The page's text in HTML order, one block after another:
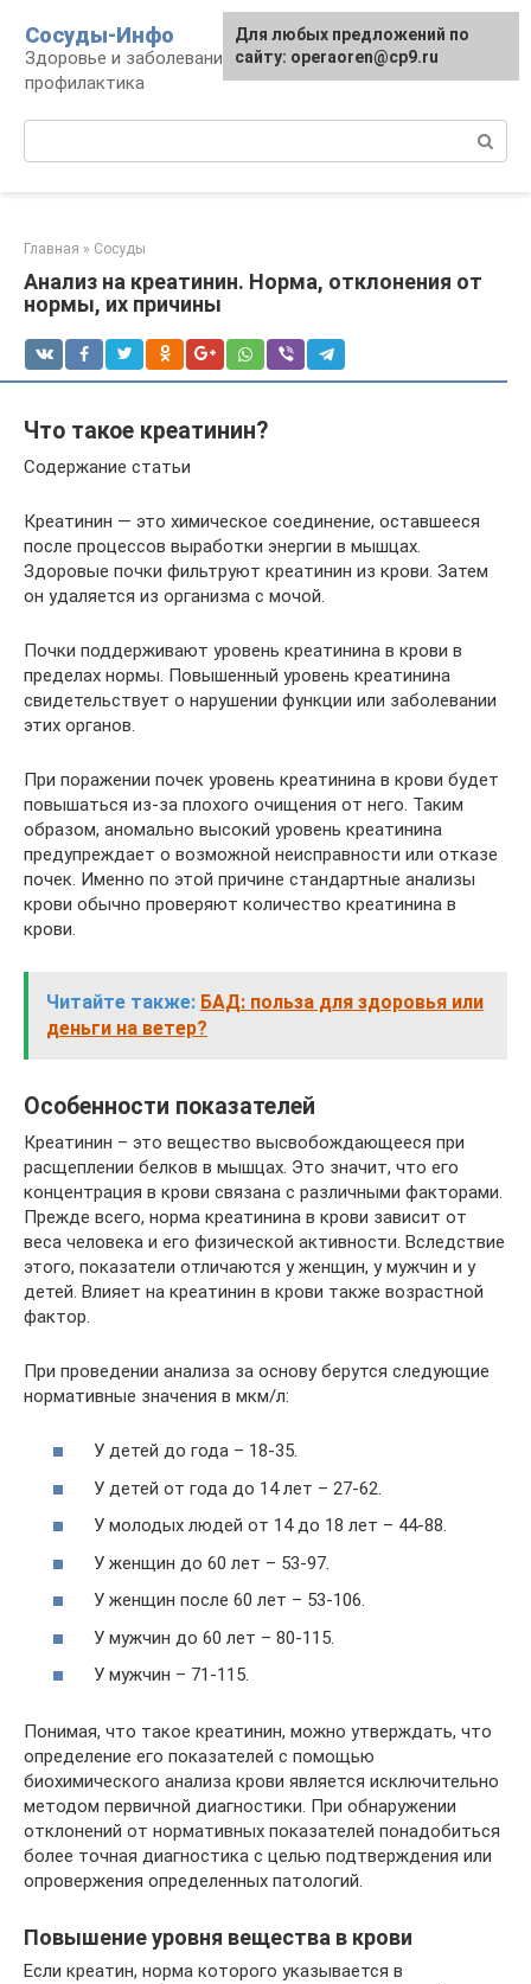
контенту
Сосуды-Инфо
Здоровье и заболевания сосудов и сердца,
профилактика
Главная » Сосуды
Анализ на креатинин. Норма, отклонения от
нормы, их причины
Что такое креатинин?
Содержание статьи
Креатинин — это химическое соединение, оставшееся
после процессов выработки энергии в мышцах.
Здоровые почки фильтруют креатинин из крови. Затем
он удаляется из организма с мочой.
Почки поддерживают уровень креатинина в крови в
пределах нормы. Повышенный уровень креатинина
свидетельствует о нарушении функции или заболевании
этих органов.
При поражении почек уровень креатинина в крови будет
повышаться из-за плохого очищения от него. Таким
образом, аномально высокий уровень креатинина
предупреждает о возможной неисправности или отказе
почек. Именно по этой причине стандартные анализы
крови обычно проверяют количество креатинина в
крови.
Читайте также: БАД: польза для здоровья или
деньги на ветер?
Особенности показателей
Креатинин – это вещество высвобождающееся при
расщеплении белков в мышцах. Это значит, что его
концентрация в крови связана с различными факторами.
Прежде всего, норма креатинина в крови зависит от
веса человека и его физической активности. Вследствие
этого, показатели отличаются у женщин, у мужчин и у
детей. Влияет на креатинин в крови также возрастной
фактор.
При проведении анализа за основу берутся следующие
нормативные значения в мкм/л:
У детей до года – 18-35.
У детей от года до 14 лет – 27-62.
У молодых людей от 14 до 18 лет – 44-88.
У женщин до 60 лет – 53-97.
У женщин после 60 лет – 53-106.
У мужчин до 60 лет – 80-115.
У мужчин – 71-115.
Понимая, что такое креатинин, можно утверждать, что
определение его показателей с помощью
биохимического анализа крови является исключительно
методом первичной диагностики. При обнаружении
отклонений от нормативных показателей понадобиться
более точная диагностика с целью подтверждения или
опровержения определенных патологий.
Повышение уровня вещества в крови
Если креатин, норма которого указывается в
Для любых предложений по
сайту: operaoren@cp9.ru